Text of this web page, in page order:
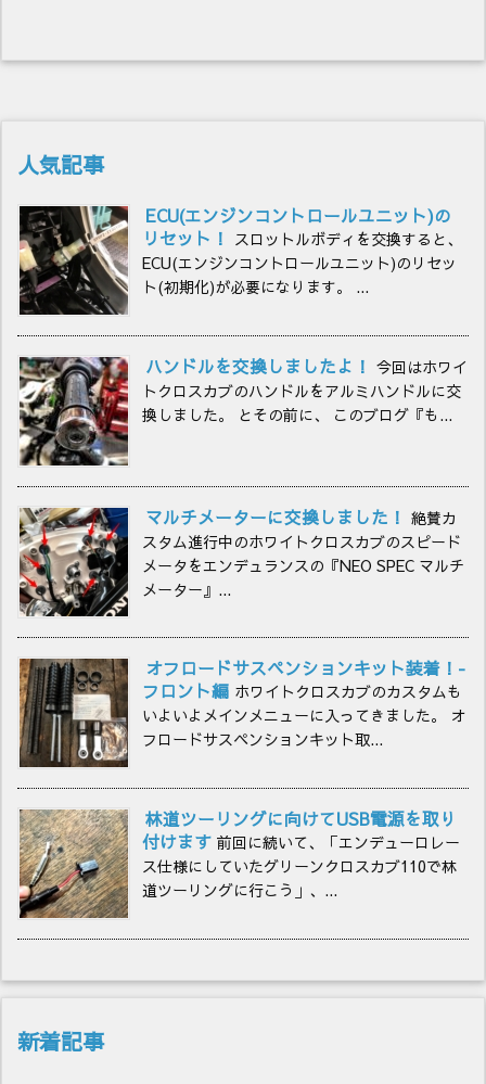
人気記事
ECU(エンジンコントロールユニット)の
リセット！
スロットルボディを交換すると、
ECU(エンジンコントロールユニット)のリセッ
ト(初期化)が必要になります。 ...
ハンドルを交換しましたよ！ 今回はホワイ
トクロスカブのハンドルをアルミハンドルに交
換しました。 とその前に、 このブログ『も...
マルチメーターに交換しました！ 絶賛カ
スタム進行中のホワイトクロスカブのスピード
メータをエンデュランスの『NEO SPEC マルチ
メーター』...
オフロードサスペンションキット装着！-
フロント編 ホワイトクロスカブのカスタムも
いよいよメインメニューに入ってきました。 オ
フロードサスペンションキット取...
林道ツーリングに向けてUSB電源を取り
付けます 前回に続いて、「エンデューロレー
ス仕様にしていたグリーンクロスカブ110で林
道ツーリングに行こう」、...
新着記事